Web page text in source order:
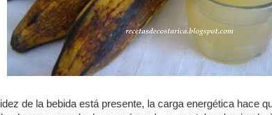
de la bebida está presente, la carga energética hace